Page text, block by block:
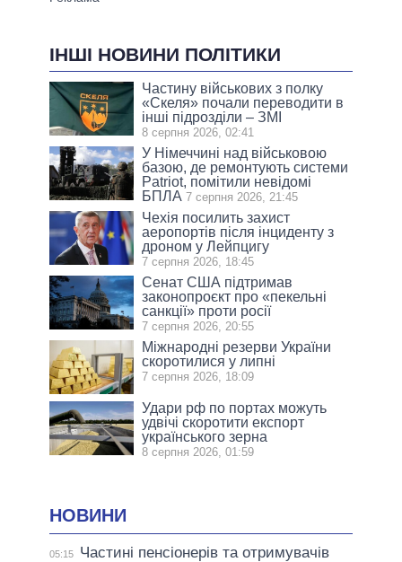
ІНШІ НОВИНИ ПОЛІТИКИ
Частину військових з полку
«Скеля» почали переводити в
інші підрозділи – ЗМІ
8 серпня 2026, 02:41
У Німеччині над військовою
базою, де ремонтують системи
Patriot, помітили невідомі
БПЛА 7 серпня 2026, 21:45
Чехія посилить захист
аеропортів після інциденту з
дроном у Лейпцигу
7 серпня 2026, 18:45
Сенат США підтримав
законопроєкт про «пекельні
санкції» проти росії
7 серпня 2026, 20:55
Міжнародні резерви України
скоротилися у липні
7 серпня 2026, 18:09
Удари рф по портах можуть
удвічі скоротити експорт
українського зерна
8 серпня 2026, 01:59
НОВИНИ
05:15
Частині пенсіонерів та отримувачів